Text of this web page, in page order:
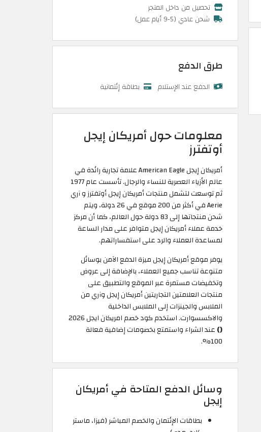
تحصيل من داخل المتجر
شحن عادي (5-9 أيام عمل)
طرق الدفع
الدفع عند الإستلام بطاقة إئتمانية
معلومات حول أمريكان إيجل
أوتفترز
أمريكان إيجل American Eagle علامة تجارية رائدة في
عالم الأزياء العصرية للنساء والرجال. تأسست عام 1977
ثم توسعت لتشمل منتجات أمريكان إيجل أوتفترز و آري
Aerie في أكثر من 200 موقع في 26 دولة، ويتم
شحن منتجاتها إلى 83 دولة حول العالم، كما أن مركز
خدمة عملاء أمريكان إيجل متوافر على مدار الساعة
لمساعدة العملاء والرد على استفساراتهم.
يوفر موقع أمريكان إيجل ميزة الدفع الآمن بوسائل
متنوعة تناسب جميع العملاء، بالإضافة إلى عروض
وتخفيضات مستمرة عبر الموقع والتطبيق على
منتجات العلامتين التجاريتين أمريكان إيجل وآري من
الملابس والجينزات إلى الملابس الداخلية
والاكسسوارت. استخدم كود خصم امريكان ايجل 2026
() عند الشراء واستمتع بخصومات إضافية فعالة
100%.
وسائل الدفع المتاحة في أمريكان
إيجل
بطاقات الإئتمان والخصم المباشر (فيزا، ماستر